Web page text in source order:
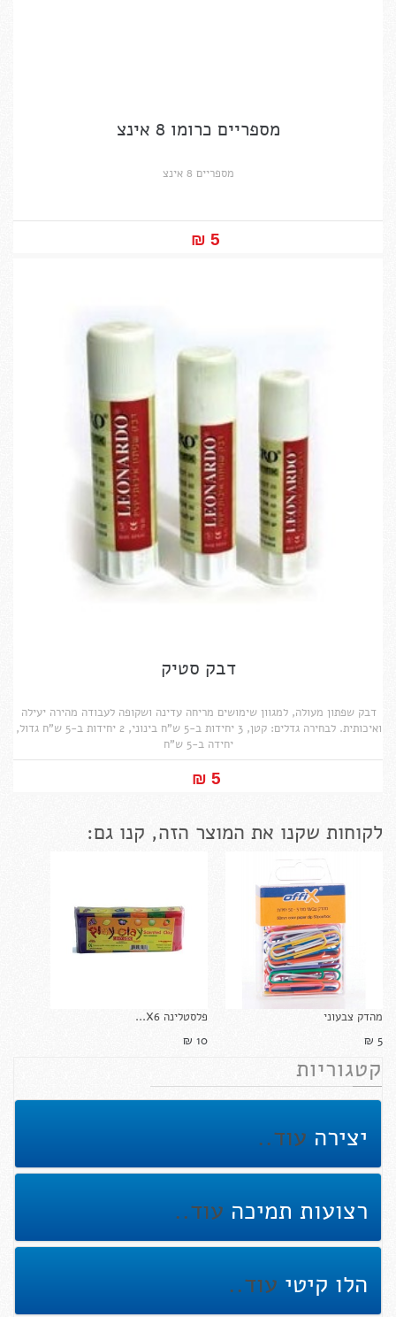
מספריים כרומו 8 אינצ
מספריים 8 אינצ
5 ₪‎
דבק סטיק
דבק שפתון מעולה, למגוון שימושים מריחה עדינה ושקופה לעבודה מהירה יעילה
ואיכותית. לבחירה גדלים: קטן, 3 יחידות ב-5 ש"ח בינוני, 2 יחידות ב-5 ש"ח גדול,
יחידה ב-5 ש"ח
5 ₪‎
לקוחות שקנו את המוצר הזה, קנו גם:
פלסטלינה X6...
10 ₪‎
מהדק צבעוני
5 ₪‎
קטגוריות
יצירה עוד..
רצועות תמיכה עוד..
הלו קיטי עוד..